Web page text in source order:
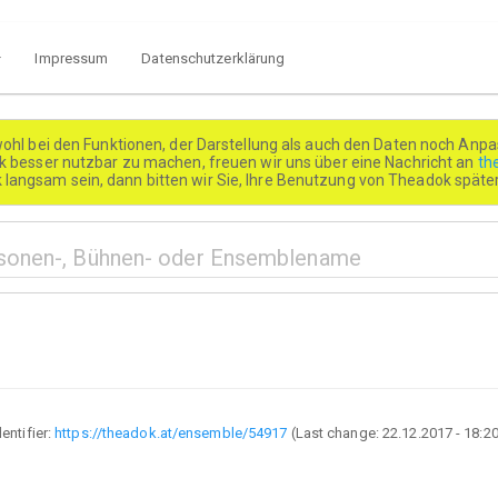
Impressum Datenschutzerklärung
bei den Funktionen, der Darstellung als auch den Daten noch
besser nutzbar zu machen, freuen wir uns über eine Nachricht an
sein, dann bitten wir Sie, Ihre Benutzung von Theadok
https://theadok.at/ensemble/54917 (Last change: 22.12.2017 - 18:20